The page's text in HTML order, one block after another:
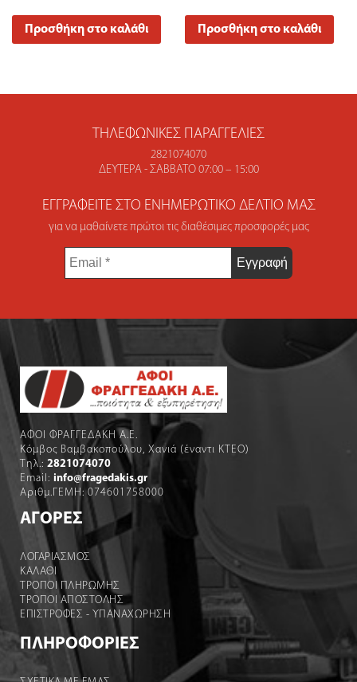
Προσθήκη στο καλάθι Προσθήκη στο καλάθι
ΤΗΛΕΦΩΝΙΚΈΣ ΠΑΡΑΓΓΕΛΊΕΣ
2821074070
ΔΕΥΤΈΡΑ - ΣΆΒΒΑΤΟ 07:00 – 15:00
ΕΓΓΡΑΦΕΊΤΕ ΣΤΟ ΕΝΗΜΕΡΩΤΙΚΌ ΔΕΛΤΊΟ ΜΑΣ
για να μαθαίνετε πρώτοι τις διαθέσιμες προσφορές μας
Email
ΑΦΟΙ ΦΡΑΓΓΕΔΑΚΗ Α.Ε.
Κόμβος Βαμβακοπούλου, Χανιά (έναντι ΚΤΕΟ)
Τηλ.: 2821074070
Email: info@fragedakis.gr
Αριθμ.ΓΕΜΗ: 074601758000
ΑΓΟΡΕΣ
ΛΟΓΑΡΙΑΣΜΌΣ
ΚΑΛΆΘΙ
ΤΡΟΠΟΙ ΠΛΗΡΩΜΗΣ
ΤΡΟΠΟΙ ΑΠΟΣΤΟΛΉΣ
ΕΠΙΣΤΡΟΦΕΣ - ΥΠΑΝΑΧΩΡΗΣΗ
ΠΛΗΡΟΦΟΡΙΕΣ